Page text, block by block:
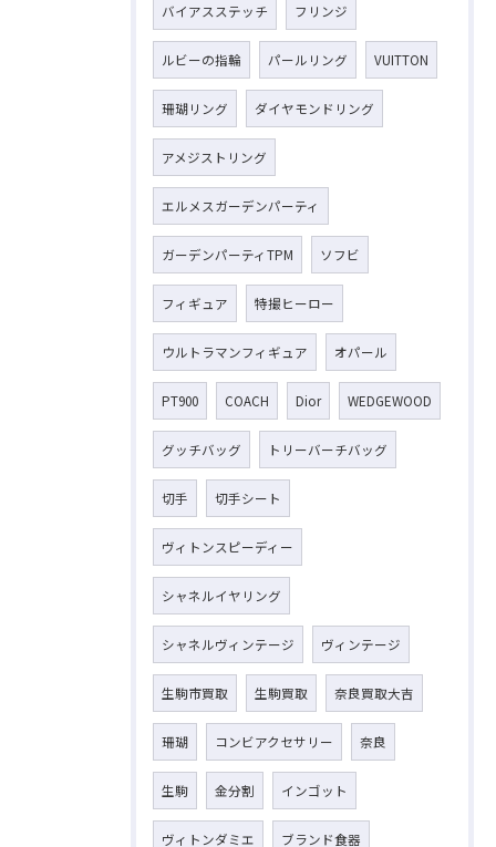
バイアスステッチ フリンジ
ルビーの指輪 パールリング VUITTON
珊瑚リング ダイヤモンドリング
アメジストリング
エルメスガーデンパーティ
ガーデンパーティTPM ソフビ
フィギュア 特撮ヒーロー
ウルトラマンフィギュア オパール
PT900 COACH Dior WEDGEWOOD
グッチバッグ トリーバーチバッグ
切手 切手シート
ヴィトンスピーディー
シャネルイヤリング
シャネルヴィンテージ ヴィンテージ
生駒市買取 生駒買取 奈良買取大吉
珊瑚 コンビアクセサリー 奈良
生駒 金分割 インゴット
ヴィトンダミエ ブランド食器